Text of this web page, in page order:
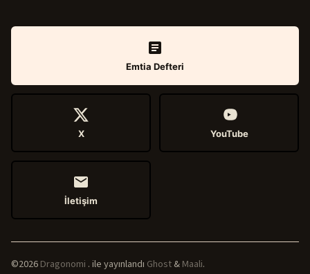
Emtia Defteri
X YouTube
İletişim
©2026Dragonomi .ile yayınlandı Ghost&Maali.